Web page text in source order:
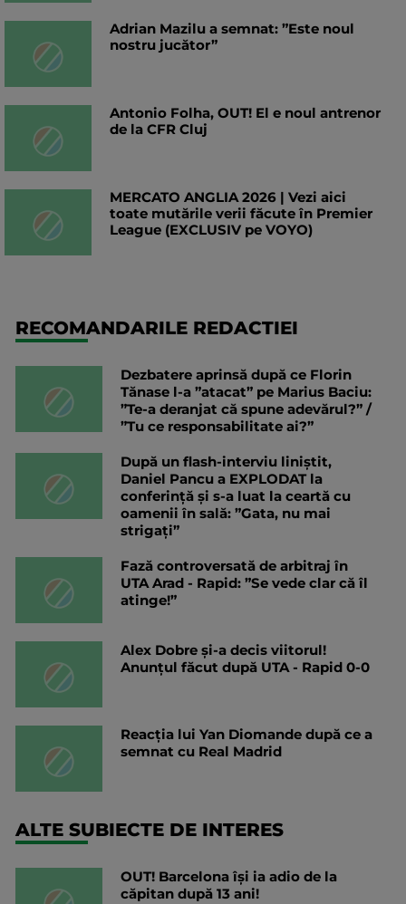
Adrian Mazilu a semnat: ”Este noul
nostru jucător”
Antonio Folha, OUT! El e noul antrenor
de la CFR Cluj
MERCATO ANGLIA 2026 | Vezi aici
toate mutările verii făcute în Premier
League (EXCLUSIV pe VOYO)
RECOMANDARILE REDACTIEI
Dezbatere aprinsă după ce Florin
Tănase l-a ”atacat” pe Marius Baciu:
”Te-a deranjat că spune adevărul?” /
”Tu ce responsabilitate ai?”
După un flash-interviu liniștit,
Daniel Pancu a EXPLODAT la
conferință și s-a luat la ceartă cu
oamenii în sală: ”Gata, nu mai
strigați”
Fază controversată de arbitraj în
UTA Arad - Rapid: ”Se vede clar că îl
atinge!”
Alex Dobre și-a decis viitorul!
Anunțul făcut după UTA - Rapid 0-0
Reacția lui Yan Diomande după ce a
semnat cu Real Madrid
ALTE SUBIECTE DE INTERES
OUT! Barcelona își ia adio de la
căpitan după 13 ani!